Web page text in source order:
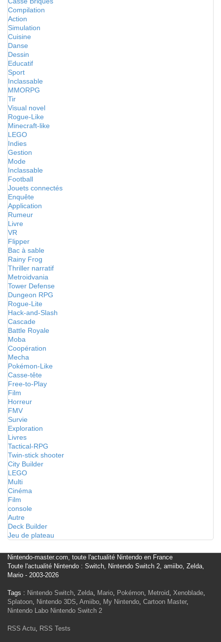
Compilation
Action
Simulation
Cuisine
Danse
Dessin
Educatif
Sport
Inclassable
MMORPG
Tir
Visual novel
Rogue-Like
Minecraft-like
LEGO
Indies
Gestion
Mode
Inclassable
Football
Jouets connectés
Enquête
Application
Rumeur
Livre
VR
Flipper
Bac à sable
Rainy Frog
Thriller narratif
Metroidvania
Tower Defense
Dungeon RPG
Rogue-Lite
Hack-and-Slash
Cascade
Battle Royale
Moba
Coopération
Mecha
Pokémon-Like
Casse-tête
Free-to-Play
Film
Horreur
FMV
Survie
Exploration
Livres
Tactical-RPG
Twin-stick shooter
City Builder
LEGO
Multi
Cinéma
Film
console
Autre
Deck Builder
Jeu de plateau
Nintendo-master.com, toute l'actualité Nintendo en France
Toute l'actualité Nintendo : Switch, Nintendo Switch 2, amiibo, Zelda,
Mario - 2003-2026
Tags : Nintendo Switch, Zelda, Mario, Pokémon, Metroid, Xenoblade,
Splatoon, Nintendo 3DS, Amiibo, My Nintendo, Cartoon Master,
Nintendo Labo Nintendo Switch 2
RSS Actu, RSS Tests